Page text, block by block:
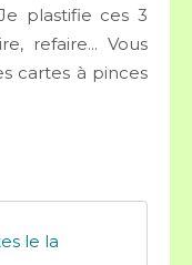
plastifie ces 3
refaire... Vous
cartes à pinces
le la